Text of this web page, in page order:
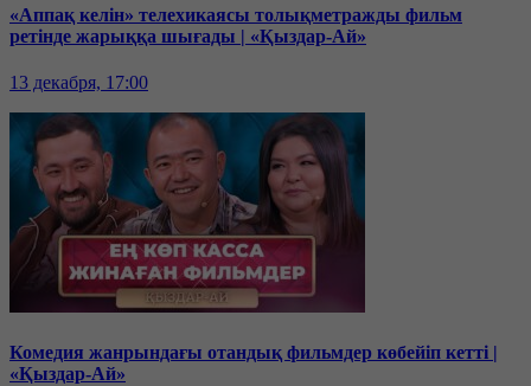
«Аппақ келін» телехикаясы толықметражды фильм
ретінде жарыққа шығады | «Қыздар-Ай»
13 декабря, 17:00
Комедия жанрындағы отандық фильмдер көбейіп кетті |
«Қыздар-Ай»